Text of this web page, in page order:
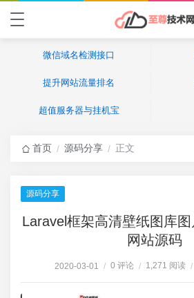
微信域名检测接口
提升网站流量排名
超值服务器与挂机宝
首页 / 源码分享 / 正文
源码分享
Laravel框架高清壁纸图库
网站源码
2020-03-01 / 0 评论 / 1,271 阅读 /